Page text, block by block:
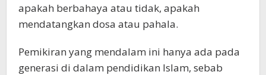
apakah berbahaya atau tidak, apakah
mendatangkan dosa atau pahala.
Pemikiran yang mendalam ini hanya ada pada
generasi di dalam pendidikan Islam, sebab